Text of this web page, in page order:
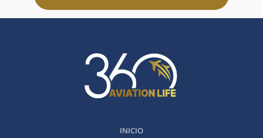
INICIO